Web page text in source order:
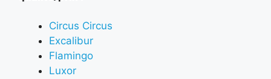
Circus Circus
Excalibur
Flamingo
Luxor